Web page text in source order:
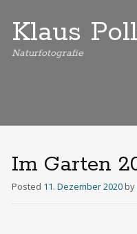
Klaus
Naturfotografie
Im Garten
Posted 11. Dezember 2020 by